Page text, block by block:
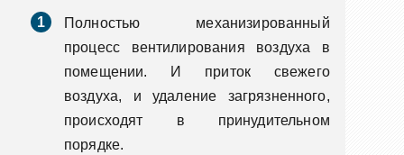
Полностью механизированный
процесс вентилирования воздуха в
помещении. И приток свежего
воздуха, и удаление загрязненного,
происходят в принудительном
порядке.